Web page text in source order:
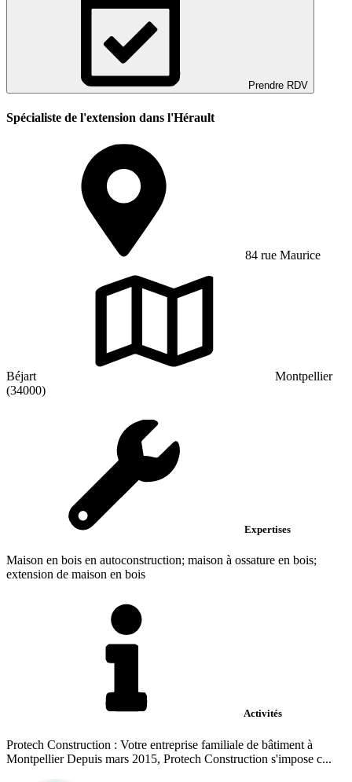
Prendre RDV
Spécialiste de l'extension dans l'Hérault
84 rue Maurice
Béjart
Montpellier
(34000)
Expertises
Maison en bois en autoconstruction; maison à ossature en bois;
extension de maison en bois
Activités
Protech Construction : Votre entreprise familiale de bâtiment à
Montpellier Depuis mars 2015, Protech Construction s'impose c...